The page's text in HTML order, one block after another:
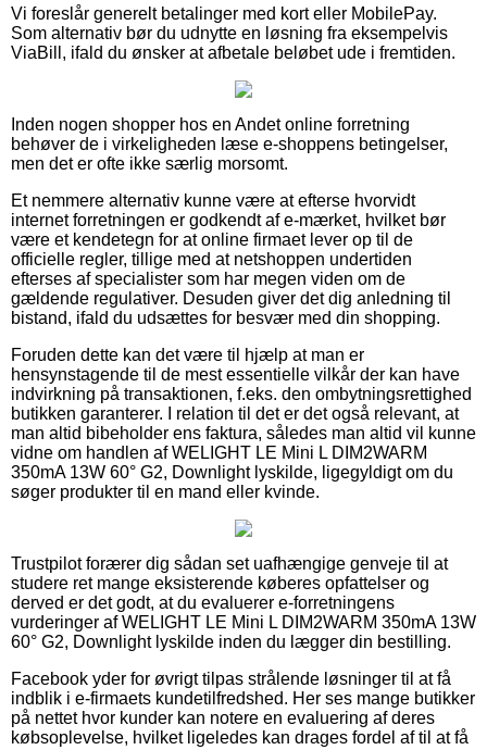
Vi foreslår generelt betalinger med kort eller MobilePay.
Som alternativ bør du udnytte en løsning fra eksempelvis
ViaBill, ifald du ønsker at afbetale beløbet ude i fremtiden.
Inden nogen shopper hos en Andet online forretning
behøver de i virkeligheden læse e-shoppens betingelser,
men det er ofte ikke særlig morsomt.
Et nemmere alternativ kunne være at efterse hvorvidt
internet forretningen er godkendt af e-mærket, hvilket bør
være et kendetegn for at online firmaet lever op til de
officielle regler, tillige med at netshoppen undertiden
efterses af specialister som har megen viden om de
gældende regulativer. Desuden giver det dig anledning til
bistand, ifald du udsættes for besvær med din shopping.
Foruden dette kan det være til hjælp at man er
hensynstagende til de mest essentielle vilkår der kan have
indvirkning på transaktionen, f.eks. den ombytningsrettighed
butikken garanterer. I relation til det er det også relevant, at
man altid bibeholder ens faktura, således man altid vil kunne
vidne om handlen af WELIGHT LE Mini L DIM2WARM
350mA 13W 60° G2, Downlight lyskilde, ligegyldigt om du
søger produkter til en mand eller kvinde.
Trustpilot forærer dig sådan set uafhængige genveje til at
studere ret mange eksisterende køberes opfattelser og
derved er det godt, at du evaluerer e-forretningens
vurderinger af WELIGHT LE Mini L DIM2WARM 350mA 13W
60° G2, Downlight lyskilde inden du lægger din bestilling.
Facebook yder for øvrigt tilpas strålende løsninger til at få
indblik i e-firmaets kundetilfredshed. Her ses mange butikker
på nettet hvor kunder kan notere en evaluering af deres
købsoplevelse, hvilket ligeledes kan drages fordel af til at få